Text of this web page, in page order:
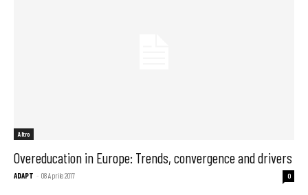
Altro
Overeducation in Europe: Trends, convergence and drivers
ADAPT - 08 Aprile 2017 0